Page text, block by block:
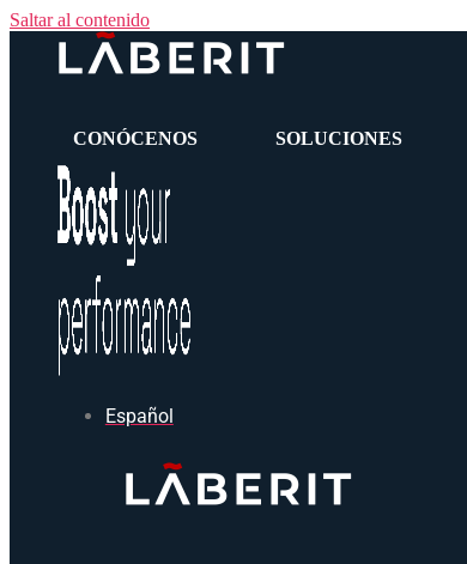
Saltar al contenido
CONÓCENOS SOLUCIONES
Español